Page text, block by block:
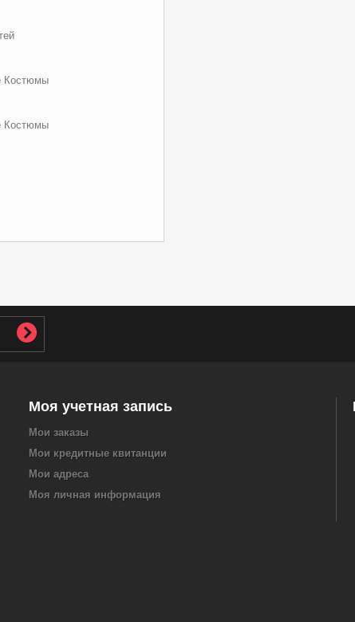
Костюмы
Костюмы
Моя учетная запись
Мои заказы
Мои кредитные квитанции
Мои адреса
Моя личная информация